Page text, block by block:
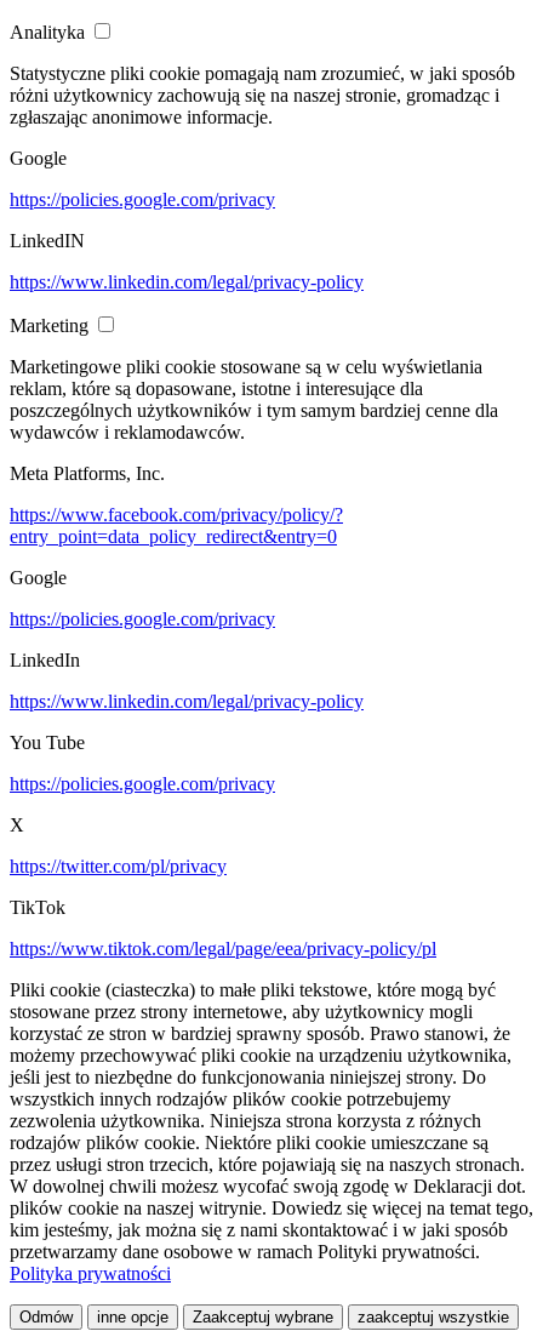
Analityka
Statystyczne pliki cookie pomagają nam zrozumieć, w jaki sposób
różni użytkownicy zachowują się na naszej stronie, gromadząc i
zgłaszając anonimowe informacje.
Google
https://policies.google.com/privacy
LinkedIN
https://www.linkedin.com/legal/privacy-policy
Marketing
Marketingowe pliki cookie stosowane są w celu wyświetlania
reklam, które są dopasowane, istotne i interesujące dla
poszczególnych użytkowników i tym samym bardziej cenne dla
wydawców i reklamodawców.
Meta Platforms, Inc.
https://www.facebook.com/privacy/policy/?
entry_point=data_policy_redirect&entry=0
Google
https://policies.google.com/privacy
LinkedIn
https://www.linkedin.com/legal/privacy-policy
You Tube
https://policies.google.com/privacy
X
https://twitter.com/pl/privacy
TikTok
https://www.tiktok.com/legal/page/eea/privacy-policy/pl
Pliki cookie (ciasteczka) to małe pliki tekstowe, które mogą być
stosowane przez strony internetowe, aby użytkownicy mogli
korzystać ze stron w bardziej sprawny sposób. Prawo stanowi, że
możemy przechowywać pliki cookie na urządzeniu użytkownika,
jeśli jest to niezbędne do funkcjonowania niniejszej strony. Do
wszystkich innych rodzajów plików cookie potrzebujemy
zezwolenia użytkownika. Niniejsza strona korzysta z różnych
rodzajów plików cookie. Niektóre pliki cookie umieszczane są
przez usługi stron trzecich, które pojawiają się na naszych stronach.
W dowolnej chwili możesz wycofać swoją zgodę w Deklaracji dot.
plików cookie na naszej witrynie. Dowiedz się więcej na temat tego,
kim jesteśmy, jak można się z nami skontaktować i w jaki sposób
przetwarzamy dane osobowe w ramach Polityki prywatności.
Polityka prywatności
Odmów inne opcje Zaakceptuj wybrane zaakceptuj wszystkie